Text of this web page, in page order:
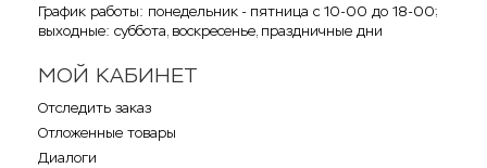
График работы: понедельник - пятница с 10-00 до 18-00;
выходные: суббота, воскресенье, праздничные дни
МОЙ КАБИНЕТ
Отследить заказ
Отложенные товары
Диалоги